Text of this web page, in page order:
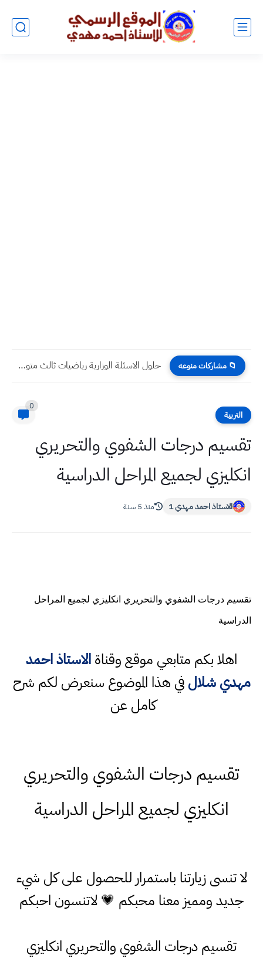
📁 مشاركات منوعه حلول الاسئلة الوزارية رياضيات ثالث متوسط من ٢٠١٤ الى ٢٠٢٣...
التربية
0
تقسيم درجات الشفوي والتحريري
انكليزي لجميع المراحل الدراسية
الاستاذ احمد مهدي 1 منذ 5 سنة
تقسيم درجات الشفوي والتحريري انكليزي لجميع المراحل
الدراسية
اهلا بكم متابعي موقع وقناةالاستاذ احمد
مهدي شلالفي هذا الموضوع سنعرض لكم شرح
كامل عن
تقسيم درجات الشفوي والتحريري
انكليزي لجميع المراحل الدراسية
لا تنسى زيارتنا باستمرار للحصول على كل شيء
جديد ومميز معنا محبكم 💗 لاتنسون احبكم
تقسيم درجات الشفوي والتحريري انكليزي